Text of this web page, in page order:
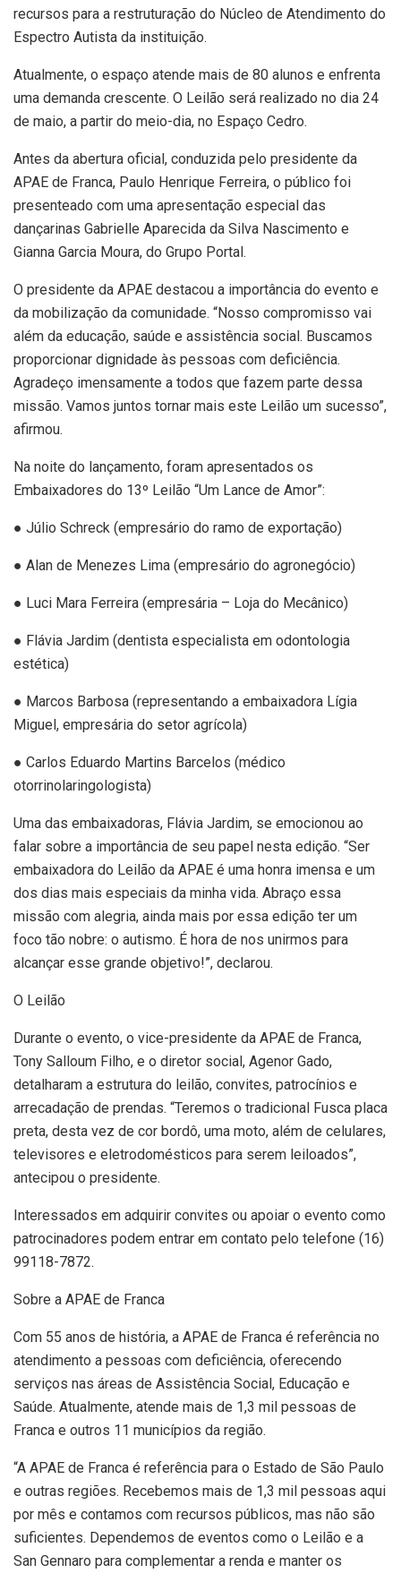
recursos para a restruturação do Núcleo de Atendimento do
Espectro Autista da instituição.
Atualmente, o espaço atende mais de 80 alunos e enfrenta
uma demanda crescente. O Leilão será realizado no dia 24
de maio, a partir do meio-dia, no Espaço Cedro.
Antes da abertura oficial, conduzida pelo presidente da
APAE de Franca, Paulo Henrique Ferreira, o público foi
presenteado com uma apresentação especial das
dançarinas Gabrielle Aparecida da Silva Nascimento e
Gianna Garcia Moura, do Grupo Portal.
O presidente da APAE destacou a importância do evento e
da mobilização da comunidade. “Nosso compromisso vai
além da educação, saúde e assistência social. Buscamos
proporcionar dignidade às pessoas com deficiência.
Agradeço imensamente a todos que fazem parte dessa
missão. Vamos juntos tornar mais este Leilão um sucesso”,
afirmou.
Na noite do lançamento, foram apresentados os
Embaixadores do 13º Leilão “Um Lance de Amor”:
● Júlio Schreck (empresário do ramo de exportação)
● Alan de Menezes Lima (empresário do agronegócio)
● Luci Mara Ferreira (empresária – Loja do Mecânico)
● Flávia Jardim (dentista especialista em odontologia
estética)
● Marcos Barbosa (representando a embaixadora Lígia
Miguel, empresária do setor agrícola)
● Carlos Eduardo Martins Barcelos (médico
otorrinolaringologista)
Uma das embaixadoras, Flávia Jardim, se emocionou ao
falar sobre a importância de seu papel nesta edição. “Ser
embaixadora do Leilão da APAE é uma honra imensa e um
dos dias mais especiais da minha vida. Abraço essa
missão com alegria, ainda mais por essa edição ter um
foco tão nobre: o autismo. É hora de nos unirmos para
alcançar esse grande objetivo!”, declarou.
O Leilão
Durante o evento, o vice-presidente da APAE de Franca,
Tony Salloum Filho, e o diretor social, Agenor Gado,
detalharam a estrutura do leilão, convites, patrocínios e
arrecadação de prendas. “Teremos o tradicional Fusca placa
preta, desta vez de cor bordô, uma moto, além de celulares,
televisores e eletrodomésticos para serem leiloados”,
antecipou o presidente.
Interessados em adquirir convites ou apoiar o evento como
patrocinadores podem entrar em contato pelo telefone (16)
99118-7872.
Sobre a APAE de Franca
Com 55 anos de história, a APAE de Franca é referência no
atendimento a pessoas com deficiência, oferecendo
serviços nas áreas de Assistência Social, Educação e
Saúde. Atualmente, atende mais de 1,3 mil pessoas de
Franca e outros 11 municípios da região.
“A APAE de Franca é referência para o Estado de São Paulo
e outras regiões. Recebemos mais de 1,3 mil pessoas aqui
por mês e contamos com recursos públicos, mas não são
suficientes. Dependemos de eventos como o Leilão e a
San Gennaro para complementar a renda e manter os